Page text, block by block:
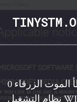
إصلاح رمز خطأ الموت الزرقاء 0XC0000225 في